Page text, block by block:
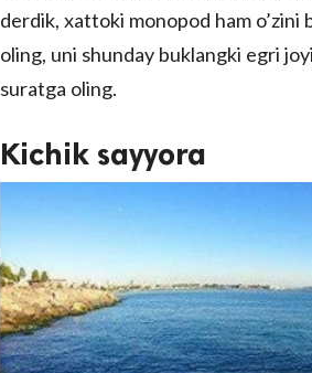
derdik, xattoki monopod ham o’zini
oling, uni shunday buklangki egri
suratga oling.
Kichik sayyora